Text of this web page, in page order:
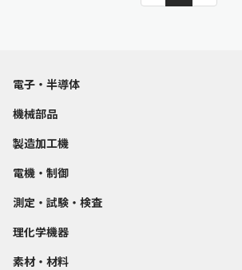
電子・半導体
機械部品
製造加工機
電機・制御
測定・試験・検査
理化学機器
素材・材料